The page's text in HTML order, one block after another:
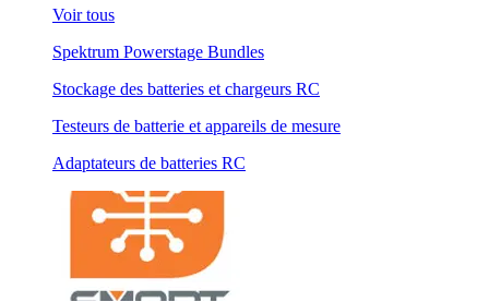
Voir tous
Spektrum Powerstage Bundles
Stockage des batteries et chargeurs RC
Testeurs de batterie et appareils de mesure
Adaptateurs de batteries RC